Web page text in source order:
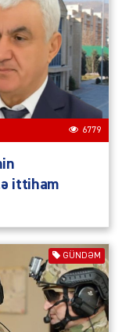
6779
ittiham
GÜNDƏM